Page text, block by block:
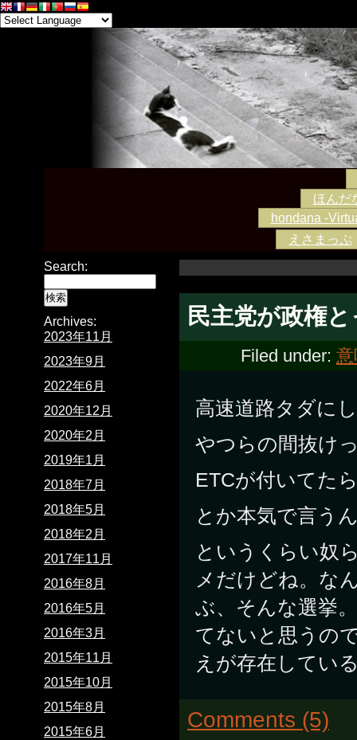
ほんだ
hondana -
えさまっぷ
民主党が政権
Filed under:
高速道路タダに
やつらの間抜け
ETCが付いてた
とか本気で言う
というくらい奴
メだけどね。な
ぶ、そんな選挙
てないと思うの
えが存在してい
Comments (5)
Search:
Archives:
2023年11月
2023年9月
2022年6月
2020年12月
2020年2月
2019年1月
2018年7月
2018年5月
2018年2月
2017年11月
2016年8月
2016年5月
2016年3月
2015年11月
2015年10月
2015年8月
2015年6月